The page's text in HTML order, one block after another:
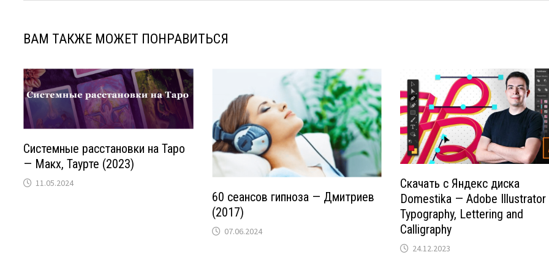
ВАМ ТАКЖЕ МОЖЕТ ПОНРАВИТЬСЯ
Системные расстановки на Таро
— Макх, Таурте (2023)
11.05.2024
60 сеансов гипноза — Дмитриев
(2017)
07.06.2024
Скачать с Яндекс диска
Domestika — Adobe
Typography, Lettering and
Calligraphy
24.12.2023